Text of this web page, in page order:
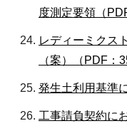
度測定要領（
レディーミクス
（案）（PDF：
発生土利用基準
工事請負契約に